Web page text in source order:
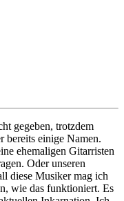
gegeben, trotzdem
bereits einige Namen.
ehemaligen Gitarristen
Oder unseren
diese Musiker mag ich
wie das funktioniert. Es